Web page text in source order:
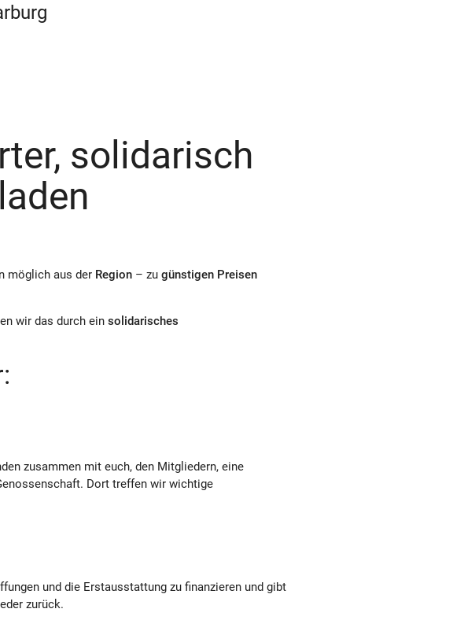
solidarisch
möglich aus der Region– zu günstigen Preisen
wir das durch ein solidarisches
zusammen mit euch, den Mitgliedern, eine
Dort treffen wir wichtige
und die Erstausstattung zu finanzieren und gibt
zurück.